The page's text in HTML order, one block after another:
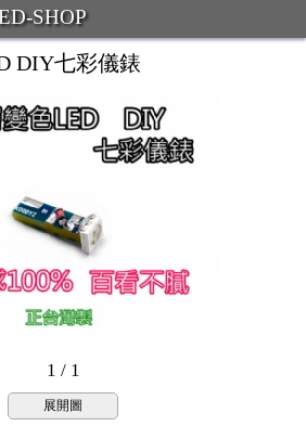
SHOP
DIY七彩儀錶
1 / 1
展開圖